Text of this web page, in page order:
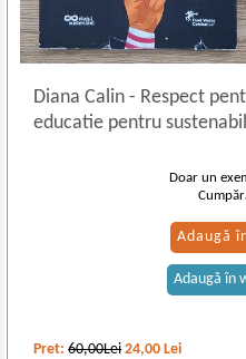
Diana Calin- Respect
educatie pentru
Pret:60,00Lei 24,00 Lei
Doar un
Adaugă
Adaugă în